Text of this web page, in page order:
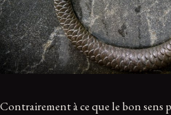
Contrairement à ce que le bon sens